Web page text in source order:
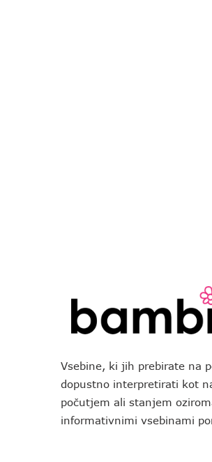
Vsebine, ki jih prebirate na
dopustno interpretirati kot
počutjem ali stanjem
informativnimi vsebinami